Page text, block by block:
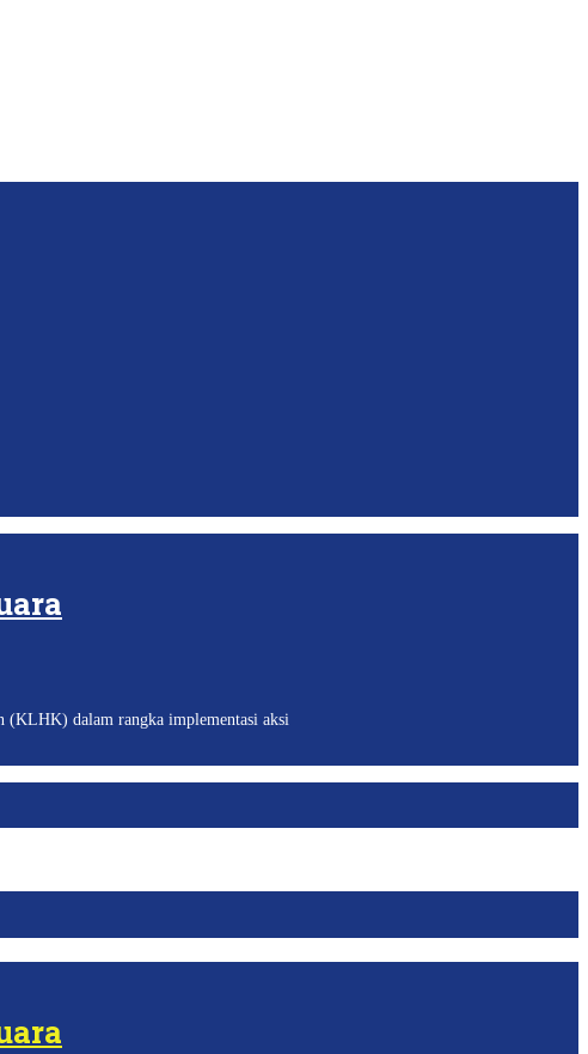
(KLHK) dalam rangka implementasi aksi